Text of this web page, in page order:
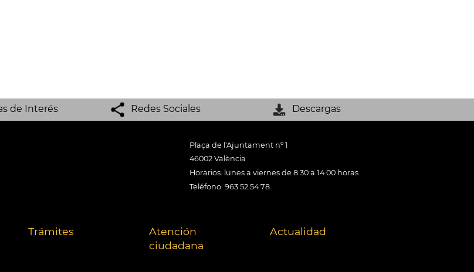
de Interés Redes Sociales Descargas
Plaça de l'Ajuntament nº 1
46002 València
Horarios: lunes a viernes de 8:30 a 14:00 horas
Teléfono: 963 52 54 78
Trámites
Atención
ciudadana
Actualidad